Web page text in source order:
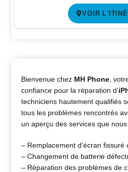
VOIR
Bienvenue chez MH Phone ,
confiance pour la réparation d’
techniciens hautement qualifiés
tous les problèmes rencontrés
un aperçu des services que
– Remplacement d’écran fissuré
– Changement de batterie
– Réparation des problèmes de